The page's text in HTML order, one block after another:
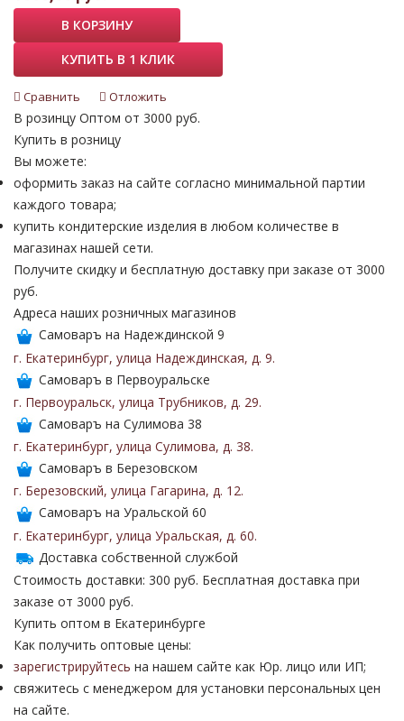
В КОРЗИНУ
КУПИТЬ В 1 КЛИК
Сравнить Отложить
В розинцу Оптом от 3000 руб.
Купить в розницу
Вы можете:
оформить заказ на сайте согласно минимальной партии
каждого товара;
купить кондитерские изделия в любом количестве в
магазинах нашей сети.
Получите скидку и бесплатную доставку при заказе от 3000
руб.
Адреса наших розничных магазинов
Самоваръ на Надеждинской 9
г. Екатеринбург, улица Надеждинская, д. 9.
Самоваръ в Первоуральске
г. Первоуральск, улица Трубников, д. 29.
Самоваръ на Сулимова 38
г. Екатеринбург, улица Сулимова, д. 38.
Самоваръ в Березовском
г. Березовский, улица Гагарина, д. 12.
Самоваръ на Уральской 60
г. Екатеринбург, улица Уральская, д. 60.
Доставка собственной службой
Стоимость доставки: 300 руб. Бесплатная доставка при
заказе от 3000 руб.
Купить оптом в Екатеринбурге
Как получить оптовые цены:
зарегистрируйтесь на нашем сайте как Юр. лицо или ИП;
свяжитесь с менеджером для установки персональных цен
на сайте.